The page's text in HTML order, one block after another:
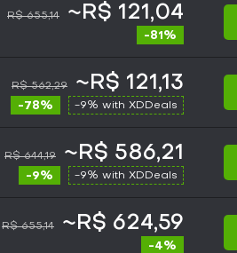
R$ 655,14 ~R$ 121,04
-81%
R$ 562,29 ~R$ 121,13
-78% -9% with XDDeals
R$ 644,19 ~R$ 586,21
-9% -9% with XDDeals
R$ 655,14 ~R$ 624,59
-4%